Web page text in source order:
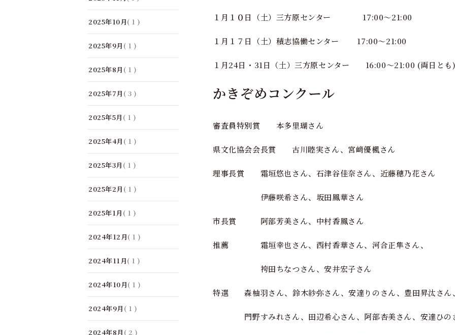
１月１０日（土）三方原センター 17:00～21:00
１月１７日（土）積志協働センター 17:00～21:00
１月24日・31日（土）三方原センター 16:00～21:00 (両日とも)
かきぞめコンクール
審査員特別賞 本多里瑚さん
県文化協会会長賞 古川睦実さん、宮﨑優楓さん
理事長賞 霜垣悠也さん、石津谷佳奈さん、近藤穂乃花さん
伊藤咲希さん、坂田鳳華さん
市長賞 阿部芳美さん、中村香鳳さん
推薦 霜垣幸也さん、西村香華さん、河合正隼さん、
袴田ちなつさん、安井宏子さん
特選 森柚羽さん、鈴木紗弥さん、安達りのさん、豊田昇汰さん、
門野すみれさん、田辺希心さん、阿部杏美さん、安達ひの
2025年10月( 1 )
2025年9月 ( 1 )
2025年8月 ( 1 )
2025年7月 ( 3 )
2025年5月 ( 1 )
2025年4月 ( 1 )
2025年3月 ( 1 )
2025年2月 ( 1 )
2025年1月 ( 1 )
2024年12月( 1 )
2024年11月( 1 )
2024年10月( 1 )
2024年9月 ( 1 )
2024年8月 ( 2 )